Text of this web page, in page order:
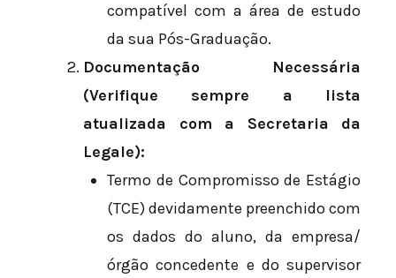
compatível com a área de estudo
da sua Pós-Graduação.
Documentação Necessária
(Verifique sempre a lista
atualizada com a Secretaria da
Legale):
Termo de Compromisso de Estágio
(TCE) devidamente preenchido com
os dados do aluno, da empresa/
órgão concedente e do supervisor